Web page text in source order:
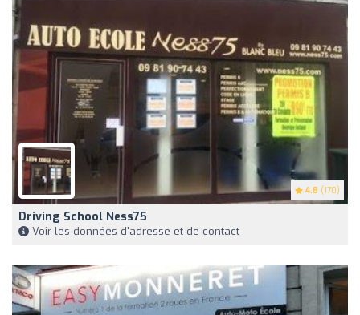
4.8 (170)
Driving School Ness75
Voir les données d'adresse et de contact